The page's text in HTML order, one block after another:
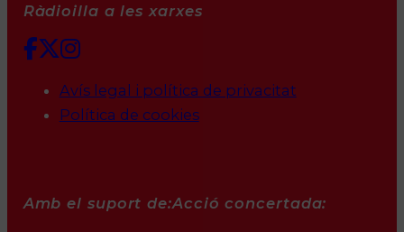
Ràdioilla a les xarxes
Avís legal i política de privacitat
Política de cookies
Amb el suport de:Acció concertada: